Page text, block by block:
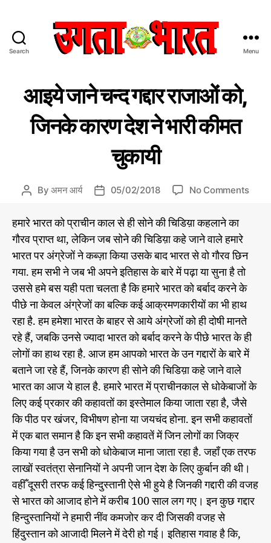
Search
ता
भा
त
हिं
दी
मा
र
प
Menu
आइये जाने चन्द गद्दार राजाओं को,
जिनके कारण देश ने भारी कीमत
चुकायी
P
s
t
a
u
t
h
r
Byअमन आर्य
P
s
t
d
a
t
e
05/02/2018 No Commentso
र
रा
को
जि
का
ण
दे
हमारे भारत को प्राचीन काल से ही सोने की चिडिय़ा कहलाने का
गौरव प्राप्त था, लेकिन जब सोने की चिडिय़ा कहे जाने वाले हमारे
भारत पर अंग्रेजों ने कब्ज़ा किया उसके बाद भारत से वो गौरव छिन
गया. हम सभी ने जब भी अपने इतिहास के बारे में पढ़ा या सुना है तो
उससे हमे बस यही पता चलता है कि हमारे भारत को बर्बाद करने के
पीछे ना केवल अंग्रेजों का बल्कि कई आक्रमणकारीयों का भी हाथ
रहा है. हम हमेशा भारत के बाहर से आये अंग्रेजों को ही दोषी मानते
रहे हैं, जबकि उनसे ज्यादा भारत को बर्बाद करने के पीछे भारत के ही
लोगों का हाथ रहा है. आज हम आपको भारत के उन गद्दारों के बारे में
बताने जा रहे हैं, जिनके कारण ही सोने की चिडिय़ा कहे जाने वाले
भारत का आज ये हाल है. हमारे भारत में प्राचीनकाल से धोकेबाजों के
लिए कई प्रकार की कहावतों का इस्तेमाल किया जाता रहा है, जैसे
कि पीठ पर खंजर, विभीषण होना या जयचंद होना. इन सभी कहावतों
में एक बात समान है कि इन सभी कहावतें में जिन लोगों का जिक्र
किया गया है उन सभी को धोकेबाज माना जाता रहा है. जहाँ एक तरफ
लाखों स्वतंत्रा सेनानियों ने अपनी जान देश के लिए कुर्बान की थी।
वहीँ दूसरी तरफ कई हिन्दुस्तानी ऐसे भी हुये है जिनकी गद्दारी की वजह
से भारत को आजाद होने में करीब 100 साल लग गए। इन कुछ गद्दार
हिन्दुस्तानियों ने हमारी नींव कमजोर कर दी जिसकी वजह से
हिंदुस्तान को आजादी मिलने में देरी हो गई। इतिहास गवाह है कि,